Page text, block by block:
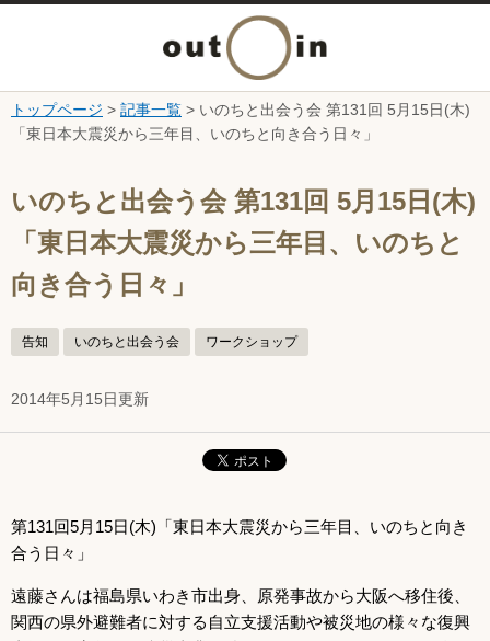
本文へ
ニ
ュ
ー
を
開
く
トップページ > 記事一覧 > いのちと出会う会 第131回 5月15日(木)
「東日本大震災から三年目、いのちと向き合う日々」
いのちと出会う会 第131回 5月15日(木)
「東日本大震災から三年目、いのちと
向き合う日々」
告知 いのちと出会う会 ワークショップ
2014年5月15日更新
第131回5月15日(木)「東日本大震災から三年目、いのちと向き
合う日々」
遠藤さんは福島県いわき市出身、原発事故から大阪へ移住後、
関西の県外避難者に対する自立支援活動や被災地の様々な復興